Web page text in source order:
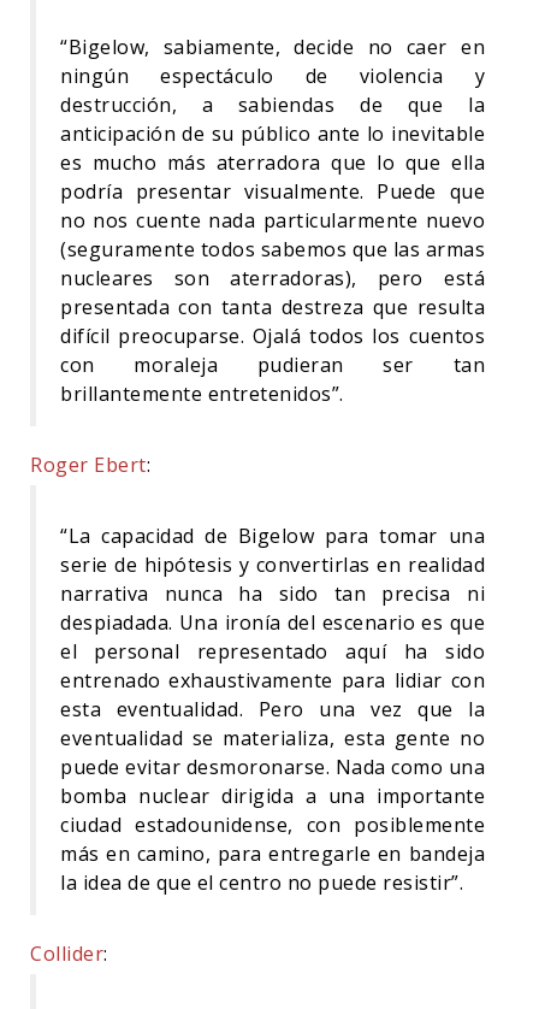
“Bigelow, sabiamente, decide no caer en
ningún espectáculo de violencia y
destrucción, a sabiendas de que la
anticipación de su público ante lo inevitable
es mucho más aterradora que lo que ella
podría presentar visualmente. Puede que
no nos cuente nada particularmente nuevo
(seguramente todos sabemos que las armas
nucleares son aterradoras), pero está
presentada con tanta destreza que resulta
difícil preocuparse. Ojalá todos los cuentos
con moraleja pudieran ser tan
brillantemente entretenidos”.
Roger Ebert:
“La capacidad de Bigelow para tomar una
serie de hipótesis y convertirlas en realidad
narrativa nunca ha sido tan precisa ni
despiadada. Una ironía del escenario es que
el personal representado aquí ha sido
entrenado exhaustivamente para lidiar con
esta eventualidad. Pero una vez que la
eventualidad se materializa, esta gente no
puede evitar desmoronarse. Nada como una
bomba nuclear dirigida a una importante
ciudad estadounidense, con posiblemente
más en camino, para entregarle en bandeja
la idea de que el centro no puede resistir”.
Collider: